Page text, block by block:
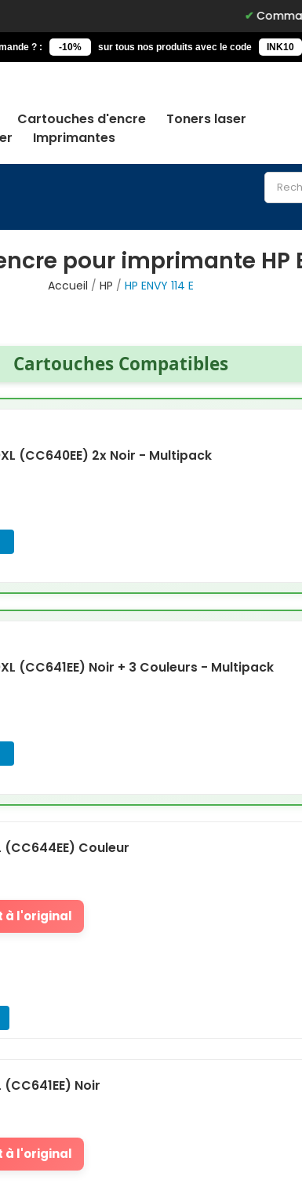
Commandez
? : -10% sur tous nos produits avec le code INK10
Cartouches d'encre
Toners laser
Imprimantes
pour imprimante HP
Accueil HP
HP ENVY 114 E
Cartouches Compatibles
(CC640EE) 2x Noir - Multipack
(CC641EE) Noir + 3 Couleurs - Multipack
Couleur
à l'original
Noir
à l'original